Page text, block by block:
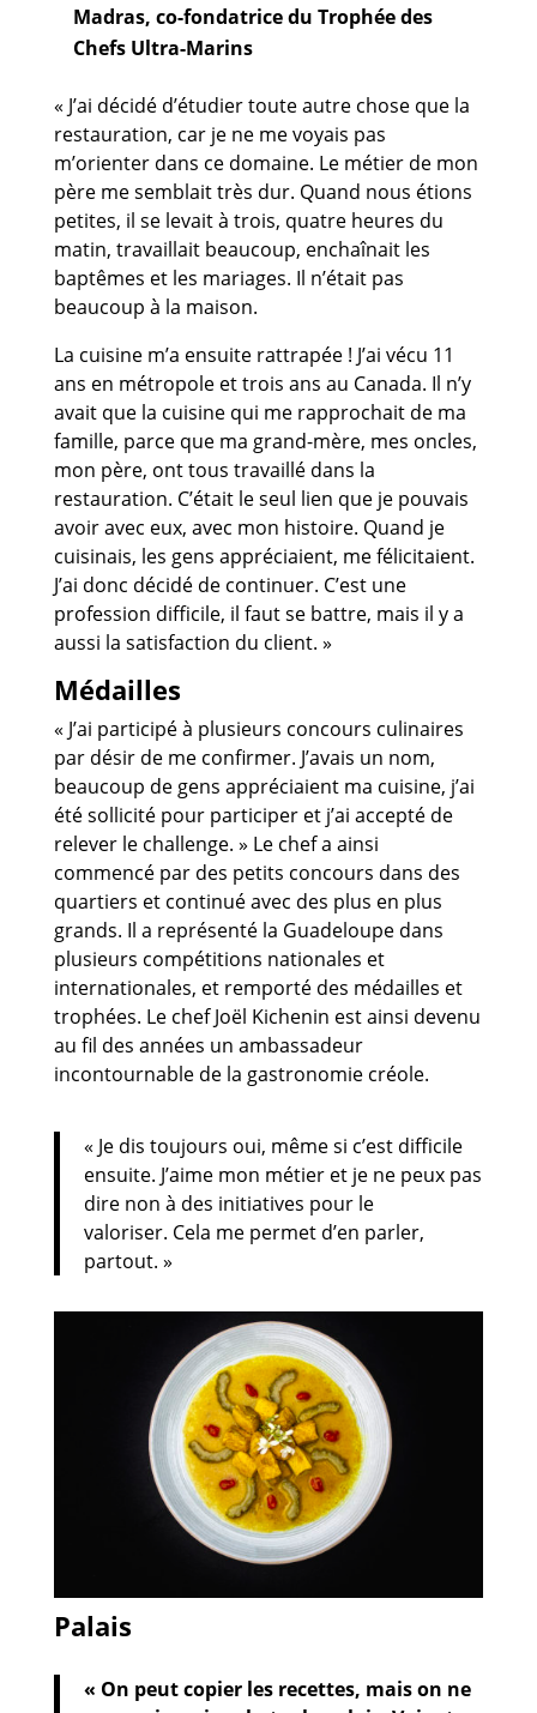
Madras, co-fondatrice du Trophée des
Chefs Ultra-Marins
« J’ai décidé d’étudier toute autre chose que la
restauration, car je ne me voyais pas
m’orienter dans ce domaine. Le métier de mon
père me semblait très dur. Quand nous étions
petites, il se levait à trois, quatre heures du
matin, travaillait beaucoup, enchaînait les
baptêmes et les mariages. Il n’était pas
beaucoup à la maison.
La cuisine m’a ensuite rattrapée ! J’ai vécu 11
ans en métropole et trois ans au Canada. Il n’y
avait que la cuisine qui me rapprochait de ma
famille, parce que ma grand-mère, mes oncles,
mon père, ont tous travaillé dans la
restauration. C’était le seul lien que je pouvais
avoir avec eux, avec mon histoire. Quand je
cuisinais, les gens appréciaient, me félicitaient.
J’ai donc décidé de continuer. C’est une
profession difficile, il faut se battre, mais il y a
aussi la satisfaction du client. »
Médailles
« J’ai participé à plusieurs concours culinaires
par désir de me confirmer. J’avais un nom,
beaucoup de gens appréciaient ma cuisine, j’ai
été sollicité pour participer et j’ai accepté de
relever le challenge. » Le chef a ainsi
commencé par des petits concours dans des
quartiers et continué avec des plus en plus
grands. Il a représenté la Guadeloupe dans
plusieurs compétitions nationales et
internationales, et remporté des médailles et
trophées. Le chef Joël Kichenin est ainsi devenu
au fil des années un ambassadeur
incontournable de la gastronomie créole.
« Je dis toujours oui, même si c’est difficile
ensuite. J’aime mon métier et je ne peux pas
dire non à des initiatives pour le
valoriser. Cela me permet d’en parler,
partout. »
Palais
« On peut copier les recettes, mais on ne